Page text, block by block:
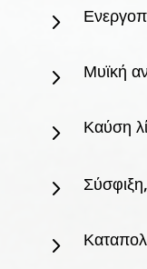
5
5 Μυϊκή
5 Καύση
5
5